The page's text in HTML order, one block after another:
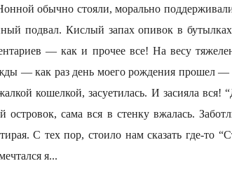
обычно стояли, морально
подвал. Кислый запах опивок в
— как и прочее все! На весу
— как раз день моего рождения прошел
кошелкой, засуетилась. И засияла
сама вся в стенку вжалась.
С тех пор, стоило нам сказать где-то
я...